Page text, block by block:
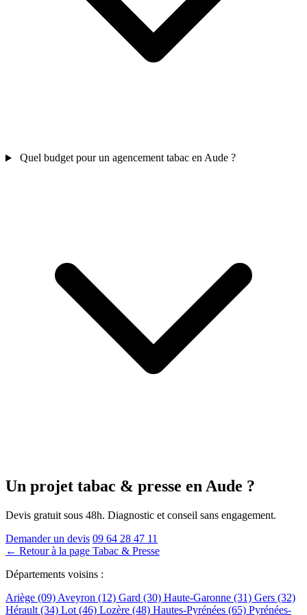
Quel budget pour un agencement tabac en Aude ?
Un projet tabac & presse en Aude ?
Devis gratuit sous 48h. Diagnostic et conseil sans engagement.
Demander un devis 09 64 28 47 11
← Retour à la page Tabac & Presse
Départements voisins :
Ariège (09) Aveyron (12) Gard (30) Haute-Garonne (31) Gers (32)
Hérault (34) Lot (46) Lozère (48) Hautes-Pyrénées (65) Pyrénées-